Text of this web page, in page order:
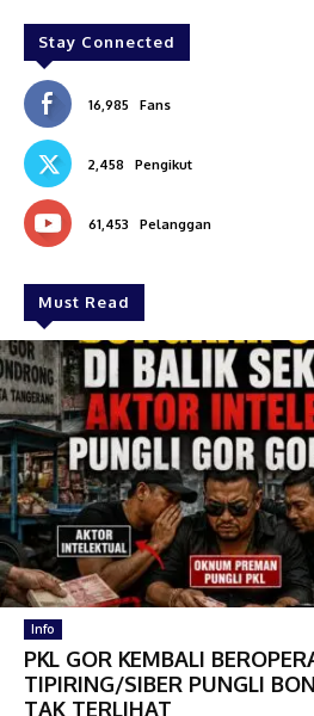
Stay Connected
16,985 Fans
2,458 Pengikut
61,453 Pelanggan
Must Read
Info
PKL GOR KEMBALI
TIPIRING/SIBER PUNGLI
TAK TERLIHAT